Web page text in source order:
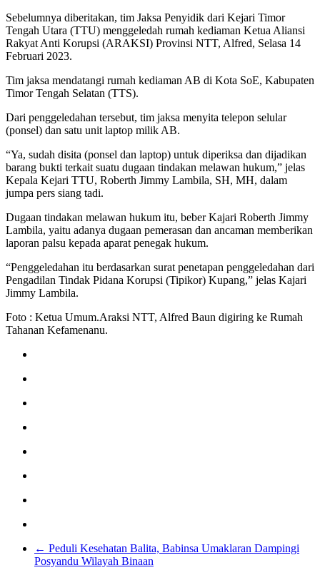
Sebelumnya diberitakan, tim Jaksa Penyidik dari Kejari Timor
Tengah Utara (TTU) menggeledah rumah kediaman Ketua Aliansi
Rakyat Anti Korupsi (ARAKSI) Provinsi NTT, Alfred, Selasa 14
Februari 2023.
Tim jaksa mendatangi rumah kediaman AB di Kota SoE, Kabupaten
Timor Tengah Selatan (TTS).
Dari penggeledahan tersebut, tim jaksa menyita telepon selular
(ponsel) dan satu unit laptop milik AB.
“Ya, sudah disita (ponsel dan laptop) untuk diperiksa dan dijadikan
barang bukti terkait suatu dugaan tindakan melawan hukum,” jelas
Kepala Kejari TTU, Roberth Jimmy Lambila, SH, MH, dalam
jumpa pers siang tadi.
Dugaan tindakan melawan hukum itu, beber Kajari Roberth Jimmy
Lambila, yaitu adanya dugaan pemerasan dan ancaman memberikan
laporan palsu kepada aparat penegak hukum.
“Penggeledahan itu berdasarkan surat penetapan penggeledahan dari
Pengadilan Tindak Pidana Korupsi (Tipikor) Kupang,” jelas Kajari
Jimmy Lambila.
Foto : Ketua Umum.Araksi NTT, Alfred Baun digiring ke Rumah
Tahanan Kefamenanu.
← Peduli Kesehatan Balita, Babinsa Umaklaran Dampingi
Posyandu Wilayah Binaan